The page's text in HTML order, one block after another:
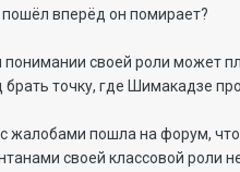
пошёл вперёд он помирает?
своей роли может
брать точку, где Шимакадзе
жалобами пошла на форум,
своей классовой роли